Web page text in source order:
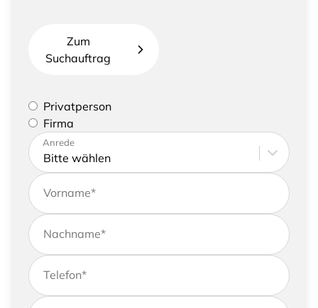
Zum
Suchauftrag
Bitte geben Sie an, ob Sie eine Privatperson sind
oder eine Firma vertreten
Privatperson
Firma
Bitte tragen Sie Ihre Adresse sowie
Kontaktdaten ein
Anrede
Vorname*
Nachname*
Telefon*